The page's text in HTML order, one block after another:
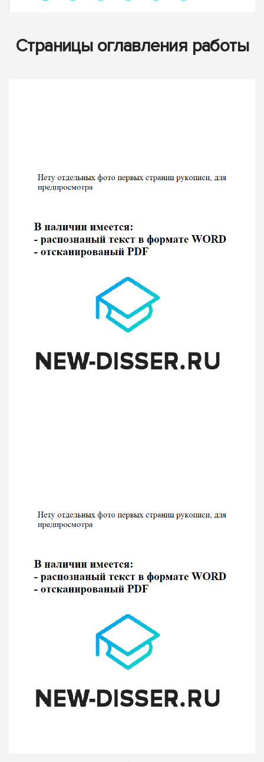
Страницы оглавления работы